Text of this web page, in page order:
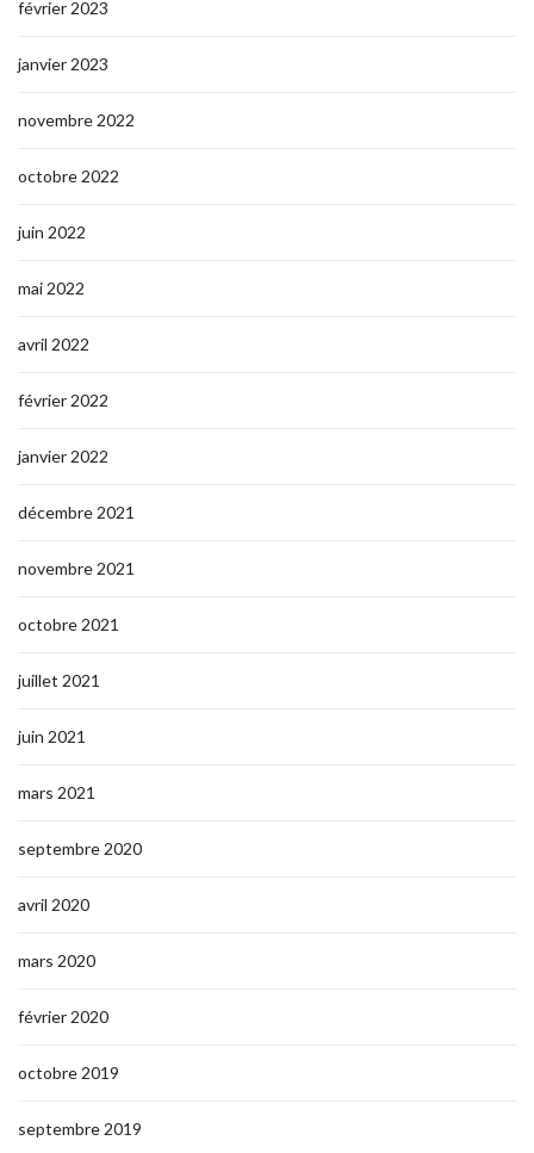
février 2023
janvier 2023
novembre 2022
octobre 2022
juin 2022
mai 2022
avril 2022
février 2022
janvier 2022
décembre 2021
novembre 2021
octobre 2021
juillet 2021
juin 2021
mars 2021
septembre 2020
avril 2020
mars 2020
février 2020
octobre 2019
septembre 2019